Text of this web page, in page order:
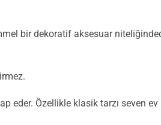
bir dekoratif aksesuar
eder. Özellikle klasik tarzı seven